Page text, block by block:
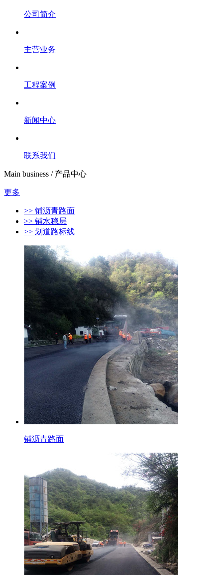
公司简介
主营业务
工程案例
新闻中心
联系我们
Main business / 产品中心
更多
>> 铺沥青路面
>> 铺水稳层
>> 划道路标线
铺沥青路面